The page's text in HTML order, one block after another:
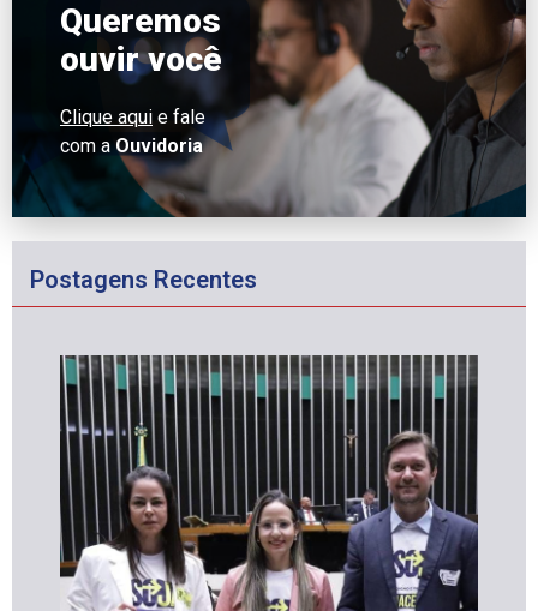
Queremos
ouvir você
Clique aqui e fale
com a Ouvidoria
Postagens Recentes